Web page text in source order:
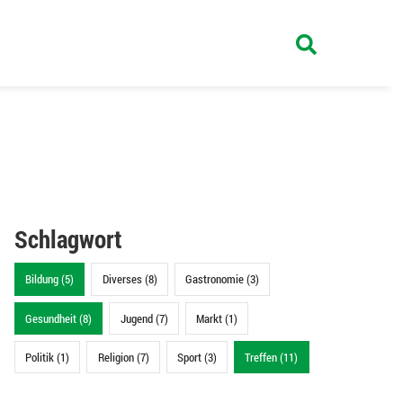
Schlagwort
Bildung (5) Diverses (8) Gastronomie (3)
Gesundheit (8) Jugend (7) Markt (1)
Politik (1) Religion (7) Sport (3) Treffen (11)